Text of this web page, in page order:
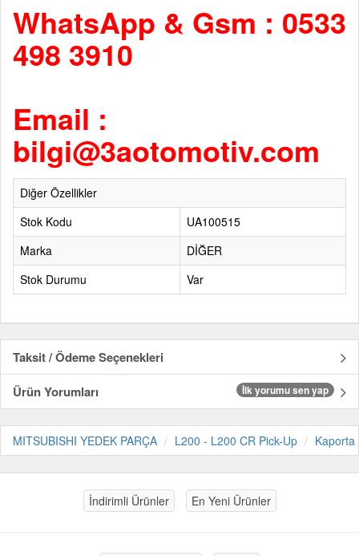
WhatsApp & Gsm : 0533
498 3910
Email :
bilgi@3aotomotiv.com
Diğer Özellikler
Stok Kodu
UA100515
Marka
DİĞER
Stok Durumu
Var
Taksit / Ödeme Seçenekleri
Ürün Yorumları
İlk yorumu sen yap
MITSUBISHI YEDEK PARÇA L200 - L200 CR Pick-Up Kaporta
İndirimli Ürünler En Yeni Ürünler